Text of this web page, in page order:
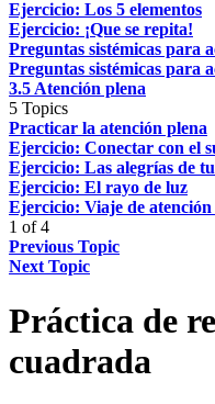
Ejercicio: Los 5 elementos
Ejercicio: ¡Que se repita!
Preguntas sistémicas para
Preguntas sistémicas para
3.5 Atención plena
5 Topics
Practicar la atención plena
Ejercicio: Conectar con el
Ejercicio: Las alegrías de
Ejercicio: El rayo de luz
Ejercicio: Viaje de
1 of 4
Previous Topic
Next Topic
Práctica de
cuadrada